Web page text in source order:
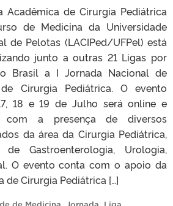
Acadêmica de Cirurgia Pediátrica
de Medicina da Universidade
de Pelotas (LACIPed/UFPel) está
junto a outras 21 Ligas por
Brasil a I Jornada Nacional de
Cirurgia Pediátrica. O evento
18 e 19 de Julho será online e
com a presença de diversos
da área da Cirurgia Pediátrica,
Gastroenterologia, Urologia,
O evento conta com o apoio da
de Cirurgia Pediátrica […]